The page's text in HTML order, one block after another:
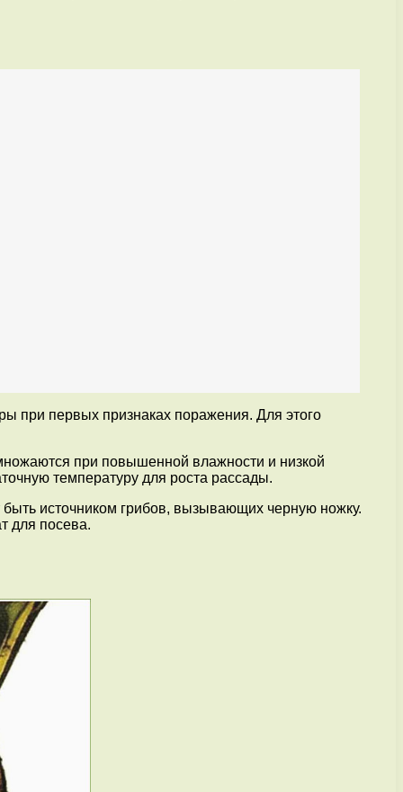
при первых признаках поражения. Для этого
при повышенной влажности и низкой
температуру для роста рассады.
источником грибов, вызывающих черную ножку.
для посева.